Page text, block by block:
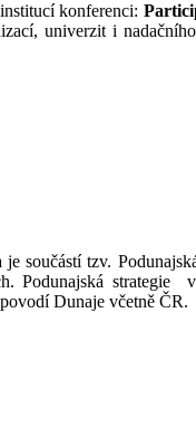
konferenci:
univerzit i
součástí tzv.
Podunajská strategie
Dunaje včetně ČR.